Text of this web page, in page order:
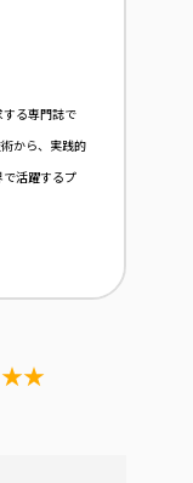
る専門誌で
から、実践的
活躍するプ
★★